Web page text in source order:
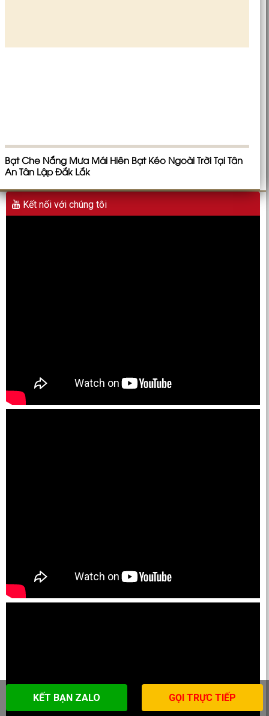
Bạt Che Nắng Mưa Mái Hiên Bạt Kéo Ngoài Trời Tại Tân
An Tân Lập Đắk Lắk
Kết nối với chúng tôi
KẾT BẠN ZALO GỌI TRỰC TIẾP